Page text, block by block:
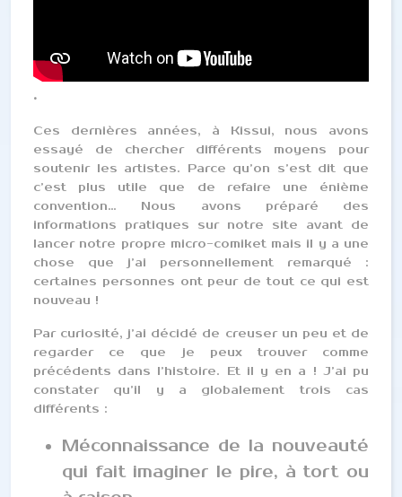
.
Ces dernières années, à Kissui, nous avons
essayé de chercher différents moyens pour
soutenir les artistes. Parce qu’on s’est dit que
c’est plus utile que de refaire une énième
convention… Nous avons préparé des
informations pratiques sur notre site avant de
lancer notre propre micro-comiket mais il y a une
chose que j’ai personnellement remarqué :
certaines personnes ont peur de tout ce qui est
nouveau !
Par curiosité, j’ai décidé de creuser un peu et de
regarder ce que je peux trouver comme
précédents dans l’histoire. Et il y en a ! J’ai pu
constater qu’il y a globalement trois cas
différents :
Méconnaissance de la nouveauté
qui fait imaginer le pire, à tort ou